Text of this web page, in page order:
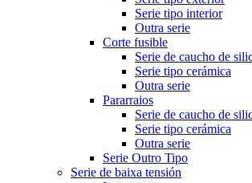
Serie tipo interior
Outra serie
Corte fusible
Serie de caucho de
Serie tipo cerámica
Outra serie
Pararraios
Serie de caucho de
Serie tipo cerámica
Outra serie
Serie Outro Tipo
Serie de baixa tensión